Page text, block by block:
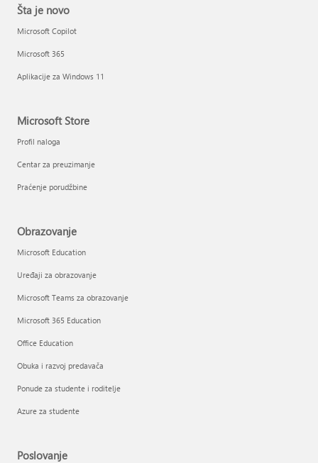
Šta je novo
Microsoft Copilot
Microsoft 365
Aplikacije za Windows 11
Microsoft Store
Profil naloga
Centar za preuzimanje
Praćenje porudžbine
Obrazovanje
Microsoft Education
Uređaji za obrazovanje
Microsoft Teams za obrazovanje
Microsoft 365 Education
Office Education
Obuka i razvoj predavača
Ponude za studente i roditelje
Azure za studente
Poslovanje